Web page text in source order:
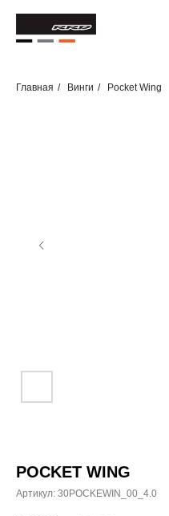
Главная / Винги / Pocket Wing
POCKET WING
Артикул: 30POCKEWIN_00_4.0